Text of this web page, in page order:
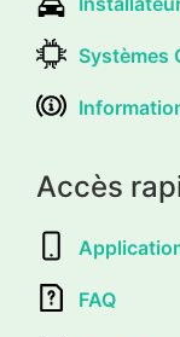
Systèmes
Accès
FAQ